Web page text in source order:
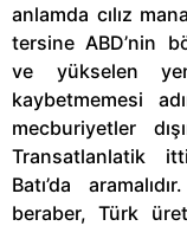
anlamda cılız
tersine ABD’nin
ve yükselen
kaybetmemesi
mecburiyetler
Transatlanlatik
Batı’da
beraber, Türk